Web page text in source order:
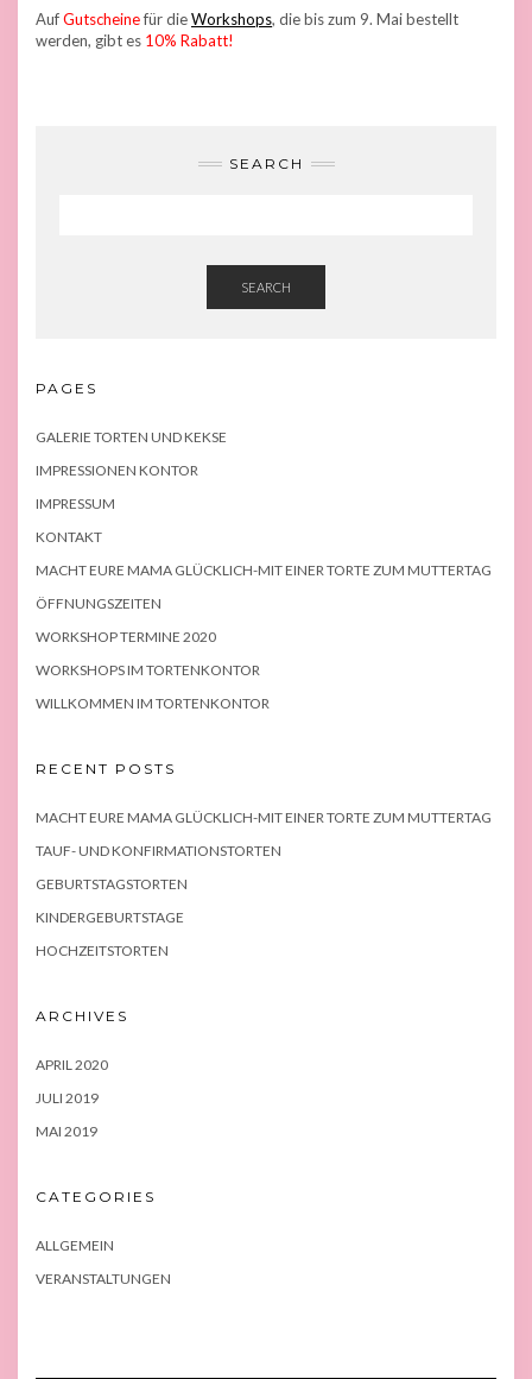
AufGutscheinefür dieWorkshops, die bis zum 9. Mai bestellt
werden, gibt es 10% Rabatt!
SEARCH
SEARCH
PAGES
GALERIE TORTEN UND KEKSE
IMPRESSIONEN KONTOR
IMPRESSUM
KONTAKT
MACHT EURE MAMA GLÜCKLICH-MIT EINER TORTE ZUM MUTTERTAG
ÖFFNUNGSZEITEN
WORKSHOP TERMINE 2020
WORKSHOPS IM TORTENKONTOR
WILLKOMMEN IM TORTENKONTOR
RECENT POSTS
MACHT EURE MAMA GLÜCKLICH-MIT EINER TORTE ZUM MUTTERTAG
TAUF- UND KONFIRMATIONSTORTEN
GEBURTSTAGSTORTEN
KINDERGEBURTSTAGE
HOCHZEITSTORTEN
ARCHIVES
APRIL 2020
JULI 2019
MAI 2019
CATEGORIES
ALLGEMEIN
VERANSTALTUNGEN